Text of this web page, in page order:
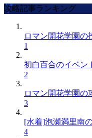
攻略記事ランキング
ロマン開花学園の
1
初白百合のイベン
2
ロマン開花学園の
3
[水着]泡瀬満里南
4